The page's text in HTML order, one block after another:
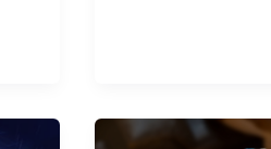
CMoney